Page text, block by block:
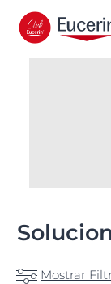
Mostrar